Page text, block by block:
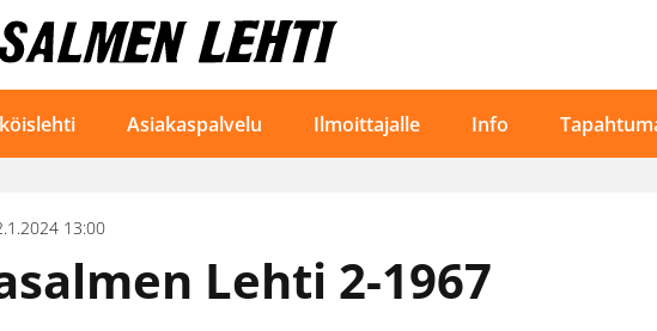
Asiakaspalvelu Ilmoittajalle Info
13:00
Lehti 2-1967